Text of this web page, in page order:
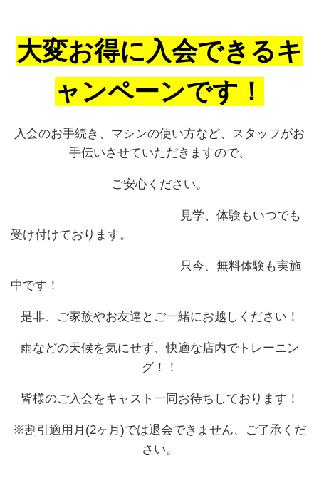
大変お得に入会できるキ
ャンペーンです！
入会のお手続き、マシンの使い方など、スタッフがお
手伝いさせていただきますので、
ご安心ください。
見学、体験もいつでも
受け付けております。
只今、無料体験も実施
中です！
是非、ご家族やお友達とご一緒にお越しください！
雨などの天候を気にせず、快適な店内でトレーニン
グ！！
皆様のご入会をキャスト一同お待ちしております！
※割引適用月(2ヶ月)では退会できません、ご了承くだ
さい。